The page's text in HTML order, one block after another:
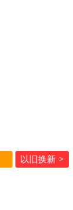
以旧换新 >